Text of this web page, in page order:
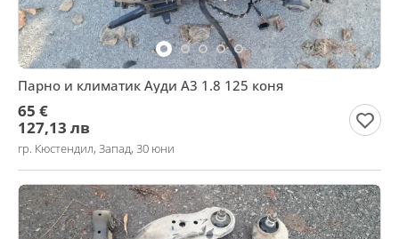
Парно и климатик Ауди А3 1.8 125 коня
65 €
127,13 лв
гр. Кюстендил, Запад, 30 юни